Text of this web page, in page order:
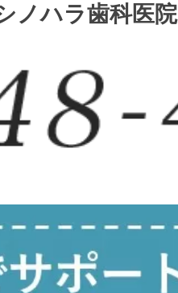
ノハラ歯科医院